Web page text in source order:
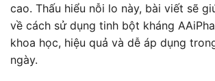
cao. Thấu hiểu nỗi lo này, bài viết sẽ
về cách sử dụng tinh bột kháng
khoa học, hiệu quả và dễ áp dụng
ngày.